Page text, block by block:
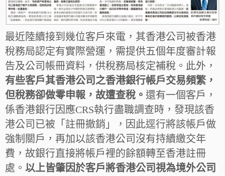
最近陸續接到幾位客戶來電，其香港公司被香港
稅務局認定有實際營運，需提供五個年度審計報
告及公司帳冊資料，供稅務局核定補稅。此外，
有些客戶其香港公司之香港銀行帳戶交易頻繁，
但稅務卻做零申報，故遭查稅。 還有一個客戶，
係香港銀行因應CRS執行盡職調查時，發現該香
港公司已被「註冊撤銷」，因此逕行將該帳戶做
強制關戶，再加以該香港公司沒有持續繳交年
費，故銀行直接將帳戶裡的餘額轉至香港註冊
處。 以上皆肇因於客戶將香港公司視為境外公司